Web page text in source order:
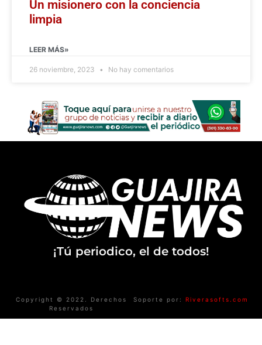
Un misionero con la conciencia
limpia
LEER MÁS»
26 noviembre, 2023 No hay comentarios
¡Tú periodico, el de todos!
Copyright © 2022. Derechos
Reservados
Soporte por: Riverasofts.com